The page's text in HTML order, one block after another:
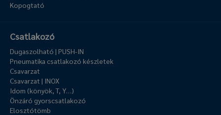
Kopogtató
Csatlakozó
Dugaszolható | PUSH-IN
Pneumatika csatlakozó készletek
Csavarzat
Csavarzat | INOX
Idom (könyök, T, Y…)
Önzáró gyorscsatlakozó
Elosztótömb